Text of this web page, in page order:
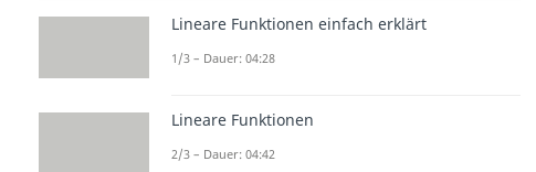
Lineare Funktionen einfach erklärt
1/3 – Dauer: 04:28
Lineare Funktionen
2/3 – Dauer: 04:42